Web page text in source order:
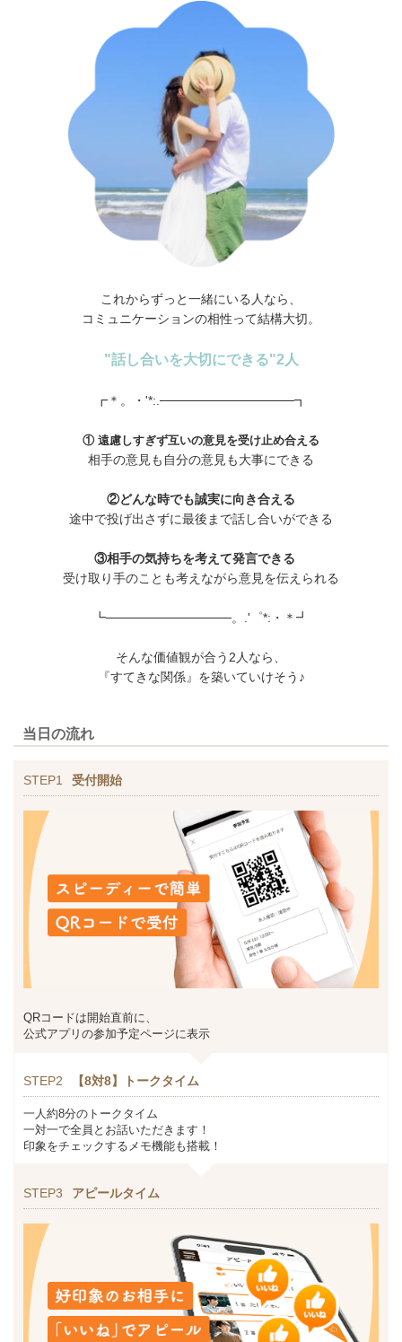
これからずっと一緒にいる人なら、
コミュニケーションの相性って結構大切。
"話し合いを大切にできる"2人
┏＊。・'*:.───────────────┓
① 遠慮しすぎず互いの意見を受け止め合える
相手の意見も自分の意見も大事にできる
②どんな時でも誠実に向き合える
途中で投げ出さずに最後まで話し合いができる
③相手の気持ちを考えて発言できる
受け取り手のことも考えながら意見を伝えられる
┗──────────────。.'゜*:・＊┛
そんな価値観が合う2人なら、
『すてきな関係』を築いていけそう♪
当日の流れ
STEP1 受付開始
QRコードは開始直前に、
公式アプリの参加予定ページに表示
STEP2 【8対8】トークタイム
一人約8分のトークタイム
一対一で全員とお話いただきます！
印象をチェックするメモ機能も搭載！
STEP3 アピールタイム